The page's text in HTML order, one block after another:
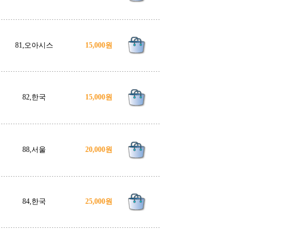
81,오아시스 15,000원
82,한국 15,000원
88,서울 20,000원
84,한국 25,000원